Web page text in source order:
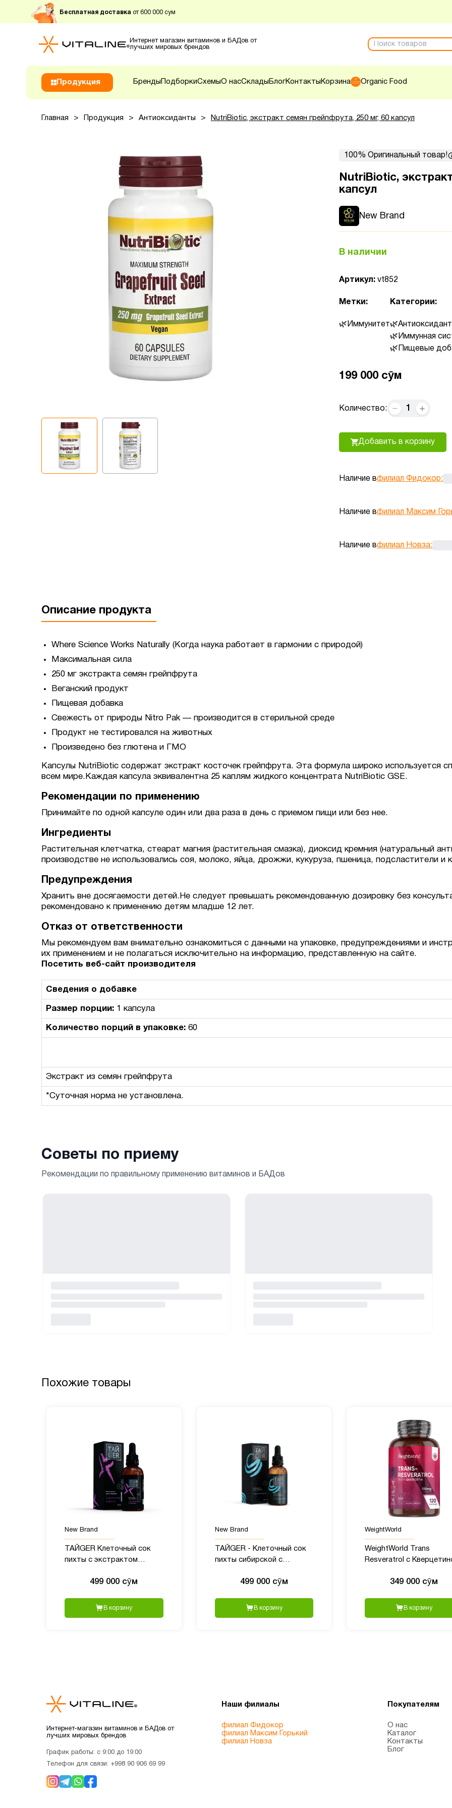
Бесплатная доставка от 600 000 сум
Интернет магазин витаминов и БАДов от
лучших мировых брендов
Продукция Бренды ПодборкиСхемыО насСклады БлогКонтакты Корзина Organic Food
Главная > Продукция > Антиоксиданты > NutriBiotic, экстракт семян грейпфрута, 250 мг, 60 капсул
100% Оригинальный товар!
NutriBiotic,
капсул
New Brand
В наличии
Артикул: vt852
Метки:
Иммунитет
Категории:
Иммунная
Пищевые
199 000 сӯм
Количество: 1
Добавить в корзину
Наличие вфилиал Фидокор:
Наличие вфилиал Максим
Наличие вфилиал Новза:
Описание продукта
Where Science Works Naturally (Когда наука работает в гармонии с природой)
Максимальная сила
250 мг экстракта семян грейпфрута
Веганский продукт
Пищевая добавка
Свежесть от природы Nitro Pak — производится в стерильной среде
Продукт не тестировался на животных
Произведено без глютена и ГМО
Капсулы NutriBiotic содержат экстракт косточек грейпфрута. Эта формула широко используется
всем мире.Каждая капсула эквивалентна 25 каплям жидкого концентрата NutriBiotic GSE.
Рекомендации по применению
Принимайте по одной капсуле один или два раза в день с приемом пищи или без нее.
Ингредиенты
Растительная клетчатка, стеарат магния (растительная смазка), диоксид кремния (натуральный
производстве не использовались соя, молоко, яйца, дрожжи, кукуруза, пшеница, подсластители и
Предупреждения
Хранить вне досягаемости детей.Не следует превышать рекомендованную дозировку без
рекомендовано к применению детям младше 12 лет.
Отказ от ответственности
Мы рекомендуем вам внимательно ознакомиться с данными на упаковке, предупреждениями и
их применением и не полагаться исключительно на информацию, представленную на сайте.
Посетить веб-сайт производителя
Сведения о добавке
Размер порции: 1 капсула
Количество порций в упаковке: 60
Экстракт из семян грейпфрута
*Суточная норма не установлена.
Советы по приему
Рекомендации по правильному применению витаминов и БАДов
Похожие товары
New Brand
ТАЙGER Клеточный сок
пихты с экстрактом
499 000 сӯм
В корзину
New Brand
ТАЙGER - Клеточный сок
пихты сибирской с
499 000 сӯм
В корзину
WeightWorld
WeightWorld Trans
Resveratrol с
349 000 сӯм
В корзину
Интернет-магазин витаминов и БАДов от
лучших мировых брендов
График работы: с 9:00 до 19:00
Телефон для связи: +998 90 906 69 99
Наши филиалы
филиал Фидокор
филиал Максим Горький
филиал Новза
Покупателям
О нас
Каталог
Контакты
Блог